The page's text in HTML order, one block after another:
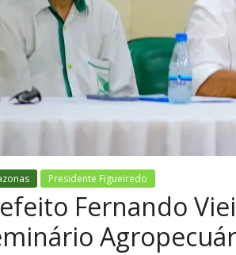
Presidente Figueiredo
Fernando